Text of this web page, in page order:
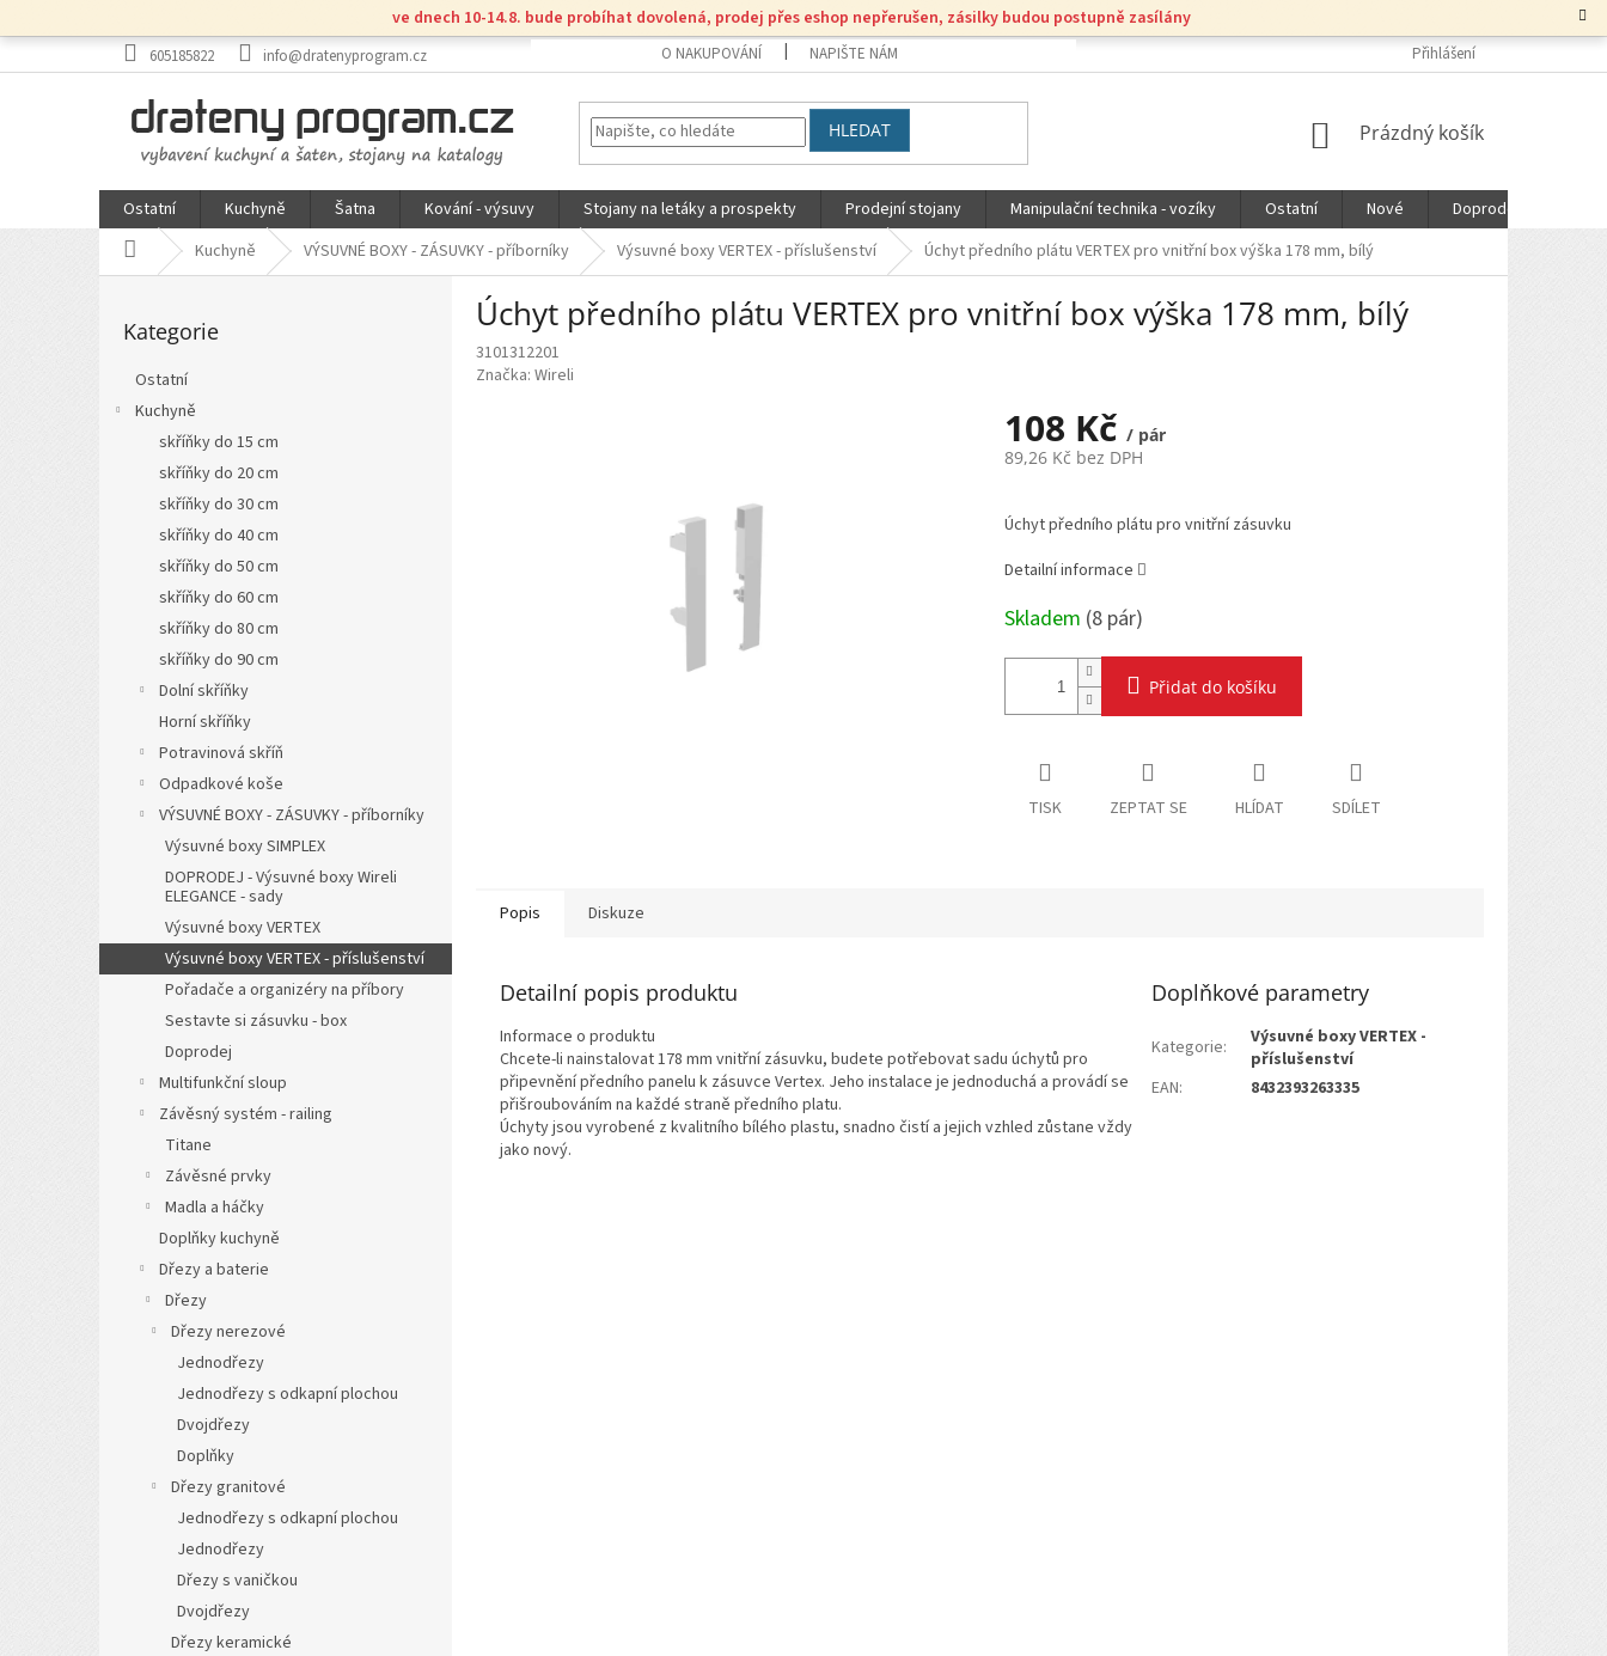
na
ve dnech 10-14.8. bude probíhat dovolená, prodej přes eshop nepřerušen, zásilky budou postupně zasílány
605185822 info@dratenyprogram.cz O NAKUPOVÁNÍ NAPIŠTE NÁM Přihlášení
HLEDAT
NÁKUPNÍ
Prázdný košík
Ostatní Kuchyně Šatna Kování - výsuvy Stojany na letáky a prospekty Prodejní stojany Manipulační technika - vozíky Ostatní Nové Doprodej
Domů Kuchyně VÝSUVNÉ BOXY - ZÁSUVKY - příborníky Výsuvné boxy VERTEX - příslušenství Úchyt předního plátu VERTEX pro vnitřní box výška 178 mm, bílý
P
kategorie
Kategorie
Ostatní
Kuchyně
skříňky do 15 cm
skříňky do 20 cm
skříňky do 30 cm
skříňky do 40 cm
skříňky do 50 cm
skříňky do 60 cm
skříňky do 80 cm
skříňky do 90 cm
Dolní skříňky
Horní skříňky
Potravinová skříň
Odpadkové koše
VÝSUVNÉ BOXY - ZÁSUVKY - příborníky
Výsuvné boxy SIMPLEX
DOPRODEJ - Výsuvné boxy Wireli
ELEGANCE - sady
Výsuvné boxy VERTEX
Výsuvné boxy VERTEX - příslušenství
Pořadače a organizéry na příbory
Sestavte si zásuvku - box
Doprodej
Multifunkční sloup
Závěsný systém - railing
Titane
Závěsné prvky
Madla a háčky
Doplňky kuchyně
Dřezy a baterie
Dřezy
Dřezy nerezové
Jednodřezy
Jednodřezy s odkapní plochou
Dvojdřezy
Doplňky
Dřezy granitové
Jednodřezy s odkapní plochou
Jednodřezy
Dřezy s vaničkou
Dvojdřezy
Dřezy keramické
Úchyt předního plátu VERTEX pro vnitřní box výška 178 mm, bílý
3101312201
Značka: Wireli
108 Kč / pár
89,26 Kč bez DPH
cena:
Úchyt předního plátu pro vnitřní zásuvku
Detailní informace
Skladem (8 pár)
Přidat do košíku
TISK ZEPTAT SE HLÍDAT SDÍLET
Popis Diskuze
Detailní popis produktu
Informace o produktu
Chcete-li nainstalovat 178 mm vnitřní zásuvku, budete potřebovat sadu úchytů pro
připevnění předního panelu k zásuvce Vertex. Jeho instalace je jednoduchá a provádí se
přišroubováním na každé straně předního platu.
Úchyty jsou vyrobené z kvalitního bílého plastu, snadno čistí a jejich vzhled zůstane vždy
jako nový.
Doplňkové parametry
Kategorie:
Výsuvné boxy VERTEX -
příslušenství
EAN: 8432393263335